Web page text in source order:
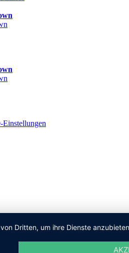
Einstellungen
Dritten, um ihre Dienste